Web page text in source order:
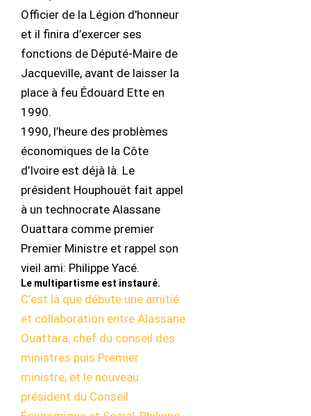
Officier de la Légion d'honneur
et il finira d’exercer ses
fonctions de Député-Maire de
Jacqueville, avant de laisser la
place à feu Édouard Ette en
1990.
1990, l’heure des problèmes
économiques de la Côte
d’Ivoire est déjà là. Le
président Houphouët fait appel
à un technocrate Alassane
Ouattara comme premier
Premier Ministre et rappel son
vieil ami: Philippe Yacé.
Le multipartisme est instauré.
C’est là que débute une amitié
et collaboration entre Alassane
Ouattara, chef du conseil des
ministres puis Premier
ministre, et le nouveau
président du Conseil